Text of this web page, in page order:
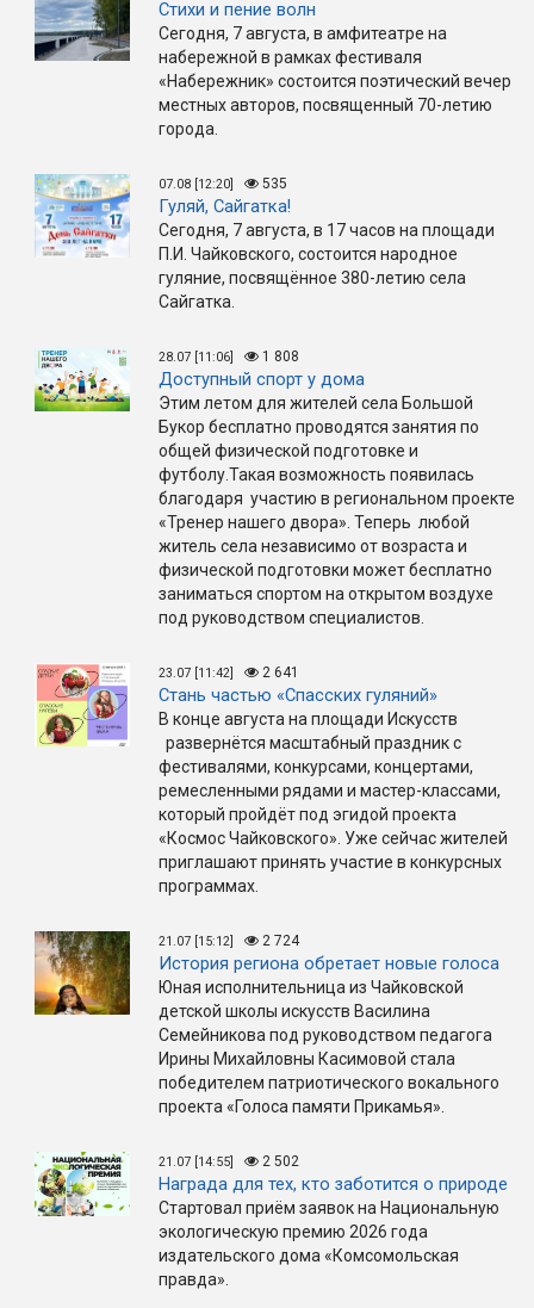
Стихи и пение волн
Сегодня, 7 августа, в амфитеатре на
набережной в рамках фестиваля
«Набережник» состоится поэтический вечер
местных авторов, посвященный 70-летию
города.
07.08 [12:20] 535
Гуляй, Сайгатка!
Сегодня, 7 августа, в 17 часов на площади
П.И. Чайковского, состоится народное
гуляние, посвящённое 380-летию села
Сайгатка.
28.07 [11:06] 1 808
Доступный спорт у дома
Этим летом для жителей села Большой
Букор бесплатно проводятся занятия по
общей физической подготовке и
футболу.Такая возможность появилась
благодаря участию в региональном проекте
«Тренер нашего двора». Теперь любой
житель села независимо от возраста и
физической подготовки может бесплатно
заниматься спортом на открытом воздухе
под руководством специалистов.
23.07 [11:42] 2 641
Стань частью «Спасских гуляний»
В конце августа на площади Искусств
развернётся масштабный праздник с
фестивалями, конкурсами, концертами,
ремесленными рядами и мастер-классами,
который пройдёт под эгидой проекта
«Космос Чайковского». Уже сейчас жителей
приглашают принять участие в конкурсных
программах.
21.07 [15:12] 2 724
История региона обретает новые голоса
Юная исполнительница из Чайковской
детской школы искусств Василина
Семейникова под руководством педагога
Ирины Михайловны Касимовой стала
победителем патриотического вокального
проекта «Голоса памяти Прикамья».
21.07 [14:55] 2 502
Награда для тех, кто заботится о природе
Стартовал приём заявок на Национальную
экологическую премию 2026 года
издательского дома «Комсомольская
правда».